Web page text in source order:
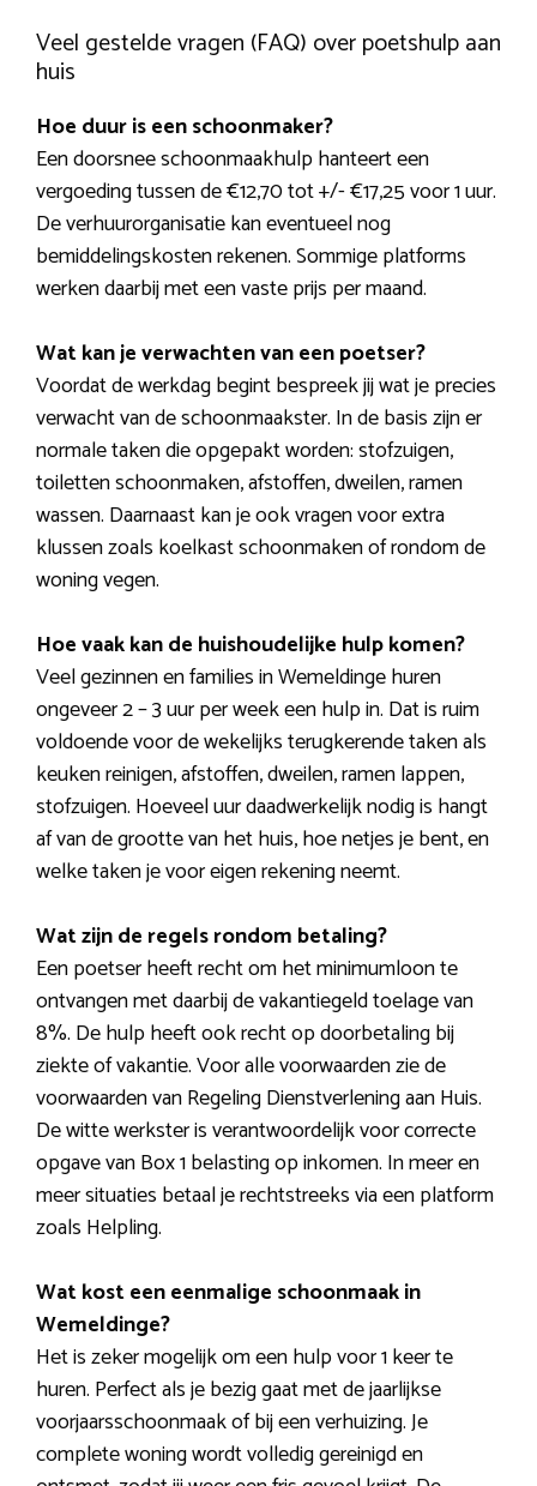
Veel gestelde vragen (FAQ) over poetshulp aan
huis
Hoe duur is een schoonmaker?
Een doorsnee schoonmaakhulp hanteert een
vergoeding tussen de €12,70 tot +/- €17,25 voor 1 uur.
De verhuurorganisatie kan eventueel nog
bemiddelingskosten rekenen. Sommige platforms
werken daarbij met een vaste prijs per maand.
Wat kan je verwachten van een poetser?
Voordat de werkdag begint bespreek jij wat je precies
verwacht van de schoonmaakster. In de basis zijn er
normale taken die opgepakt worden: stofzuigen,
toiletten schoonmaken, afstoffen, dweilen, ramen
wassen. Daarnaast kan je ook vragen voor extra
klussen zoals koelkast schoonmaken of rondom de
woning vegen.
Hoe vaak kan de huishoudelijke hulp komen?
Veel gezinnen en families in Wemeldinge huren
ongeveer 2 – 3 uur per week een hulp in. Dat is ruim
voldoende voor de wekelijks terugkerende taken als
keuken reinigen, afstoffen, dweilen, ramen lappen,
stofzuigen. Hoeveel uur daadwerkelijk nodig is hangt
af van de grootte van het huis, hoe netjes je bent, en
welke taken je voor eigen rekening neemt.
Wat zijn de regels rondom betaling?
Een poetser heeft recht om het minimumloon te
ontvangen met daarbij de vakantiegeld toelage van
8%. De hulp heeft ook recht op doorbetaling bij
ziekte of vakantie. Voor alle voorwaarden zie de
voorwaarden van Regeling Dienstverlening aan Huis.
De witte werkster is verantwoordelijk voor correcte
opgave van Box 1 belasting op inkomen. In meer en
meer situaties betaal je rechtstreeks via een platform
zoals Helpling.
Wat kost een eenmalige schoonmaak in
Wemeldinge?
Het is zeker mogelijk om een hulp voor 1 keer te
huren. Perfect als je bezig gaat met de jaarlijkse
voorjaarsschoonmaak of bij een verhuizing. Je
complete woning wordt volledig gereinigd en